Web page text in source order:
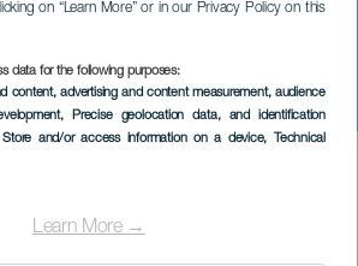
on “Learn More” or in our Privacy Policy on this
data for the following purposes:
content, advertising and content measurement, audience
, Precise geolocation data, and identification
and/or access information on a device, Technical
Learn More →
Trail